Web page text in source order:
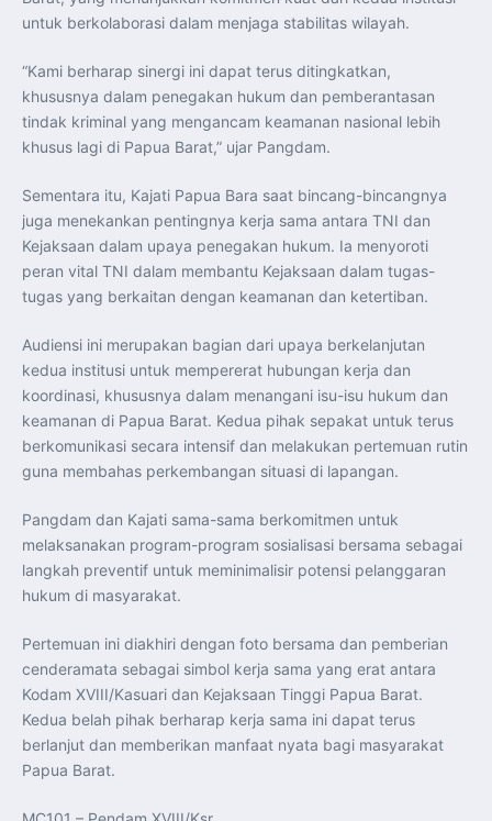
Lebih Erat Hadapi Tantangan Global
Indonesia Dorong ASEAN dan Uni Eropa Perkuat
Menlu RI Dorong Kemitraan Ekonomi ASEAN–Korea
Selatan untuk Perkuat Ketahanan Kawasan
Kemitraan ASEAN–Kanada Perkuat Ketahanan Ekonomi,
ASEAN dan India Perkuat Ketahanan Kawasan lewat
Kerja Sama Maritim, Ekonomi, dan Kesehatan
BI Pertahankan BI-Rate 5,75 Persen untuk Jaga
Kepala BGN Sudaryono Tegaskan Komitmen Perkuat
Transparansi dan Akuntabilitas Program Makan Bergizi
Gratis
untuk berkolaborasi dalam menjaga stabilitas wilayah.
“Kami berharap sinergi ini dapat terus ditingkatkan,
khususnya dalam penegakan hukum dan pemberantasan
tindak kriminal yang mengancam keamanan nasional lebih
khusus lagi di Papua Barat,” ujar Pangdam.
Sementara itu, Kajati Papua Bara saat bincang-bincangnya
juga menekankan pentingnya kerja sama antara TNI dan
Kejaksaan dalam upaya penegakan hukum. Ia menyoroti
peran vital TNI dalam membantu Kejaksaan dalam tugas-
tugas yang berkaitan dengan keamanan dan ketertiban.
Audiensi ini merupakan bagian dari upaya berkelanjutan
kedua institusi untuk mempererat hubungan kerja dan
koordinasi, khususnya dalam menangani isu-isu hukum dan
keamanan di Papua Barat. Kedua pihak sepakat untuk terus
berkomunikasi secara intensif dan melakukan pertemuan rutin
guna membahas perkembangan situasi di lapangan.
Pangdam dan Kajati sama-sama berkomitmen untuk
melaksanakan program-program sosialisasi bersama sebagai
langkah preventif untuk meminimalisir potensi pelanggaran
hukum di masyarakat.
Pertemuan ini diakhiri dengan foto bersama dan pemberian
cenderamata sebagai simbol kerja sama yang erat antara
Kodam XVIII/Kasuari dan Kejaksaan Tinggi Papua Barat.
Kedua belah pihak berharap kerja sama ini dapat terus
berlanjut dan memberikan manfaat nyata bagi masyarakat
Papua Barat.